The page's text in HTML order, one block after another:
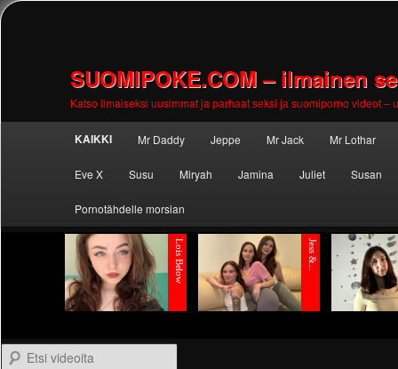
SUOMIPOKE.COM – ilmainen
Katso ilmaiseksi uusimmat ja parhaat seksi ja suomiporno videot –
Skip to
primary
content
Skip to
secondary
content
KAIKKI Mr Daddy Jeppe Mr Jack Mr Lothar
Eve X Susu Miryah Jamina Juliet Susan
Pornotähdelle morsian
Etsi videoita